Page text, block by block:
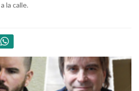
la calle.